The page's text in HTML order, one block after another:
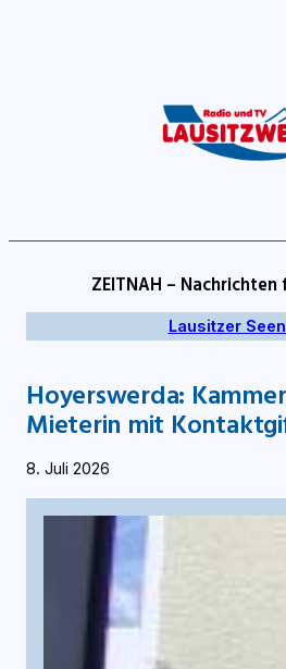
ZEITNAH –
Lausitzer
Hoyerswerda:
Mieterin mit
8. Juli 2026